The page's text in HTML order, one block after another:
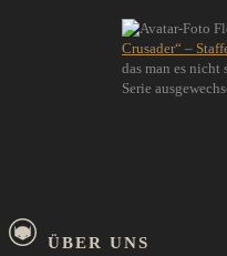
Crusader“ –
das man es
Serie
ÜBER UNS